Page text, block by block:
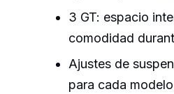
3 GT: espacio
comodidad
Ajustes de
para cada